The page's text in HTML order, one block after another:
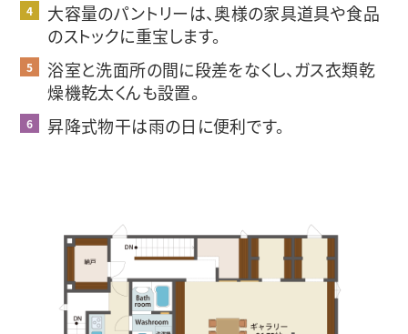
大容量のパントリーは、奥様の家具道具や食品
のストックに重宝します。
浴室と洗面所の間に段差をなくし、ガス衣類乾
燥機乾太くんも設置。
昇降式物干は雨の日に便利です。